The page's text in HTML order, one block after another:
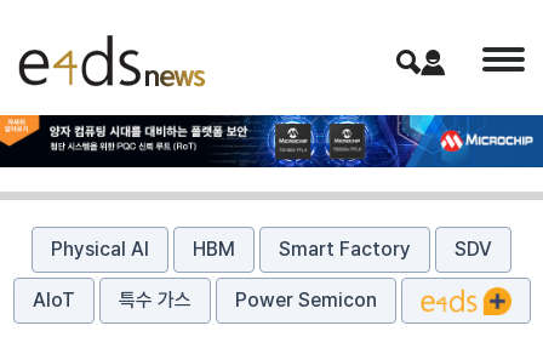
Physical AI HBM Smart Factory SDV
AIoT 특수 가스 Power Semicon